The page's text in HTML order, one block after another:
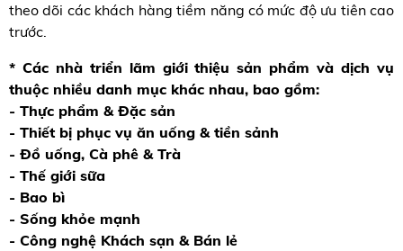
theo dõi các khách hàng tiềm năng có mức độ ưu tiên cao
trước.
* Các nhà triển lãm giới thiệu sản phẩm và dịch vụ
thuộc nhiều danh mục khác nhau, bao gồm:
- Thực phẩm & Đặc sản
- Thiết bị phục vụ ăn uống & tiền sảnh
- Đồ uống, Cà phê & Trà
- Thế giới sữa
- Bao bì
- Sống khỏe mạnh
- Công nghệ Khách sạn & Bán lẻ